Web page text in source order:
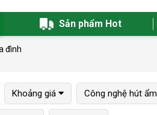
Sản phẩm Hot
đình
Khoảng giá Công nghệ hút ẩm